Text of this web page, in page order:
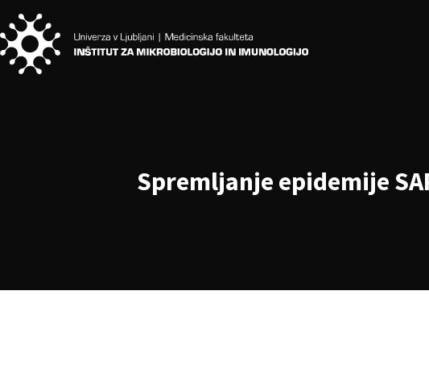
Spremljanje epidemije